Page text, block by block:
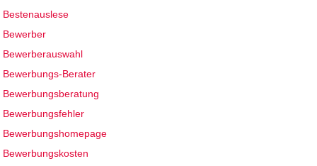
Bestenauslese
Bewerber
Bewerberauswahl
Bewerbungs-Berater
Bewerbungsberatung
Bewerbungsfehler
Bewerbungshomepage
Bewerbungskosten